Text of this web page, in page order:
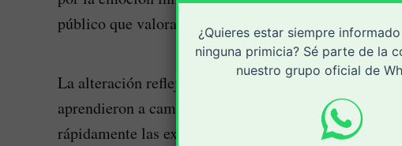
público que valora el estímulo constante por encima
La alteración refleja un cambio profundo en el
aprendieron a cambiar entre diferentes estímulos a
rápidamente las experiencias lentas. Los formatos
¿Quieres estar siempre
ninguna primicia? Sé parte de la
nuestro grupo oficial de